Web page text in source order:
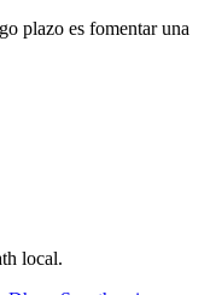
plazo es fomentar una
local.